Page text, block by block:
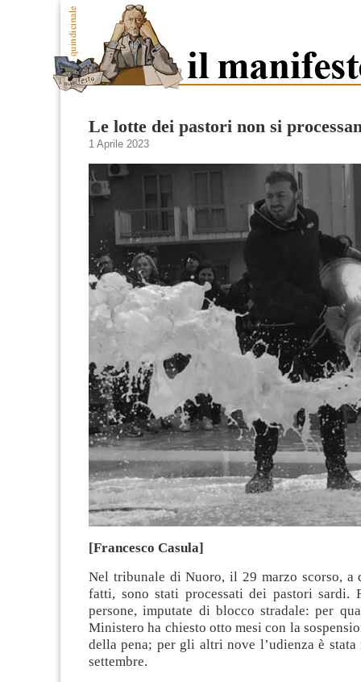
Le lotte dei pastori non si
1 Aprile 2023
[Francesco Casula]
Nel tribunale di Nuoro, il 29 marzo scorso, a
fatti, sono stati processati dei pastori sardi.
persone, imputate di blocco stradale: per
Ministero ha chiesto otto mesi con la
della pena; per gli altri nove l’udienza è stata
settembre.